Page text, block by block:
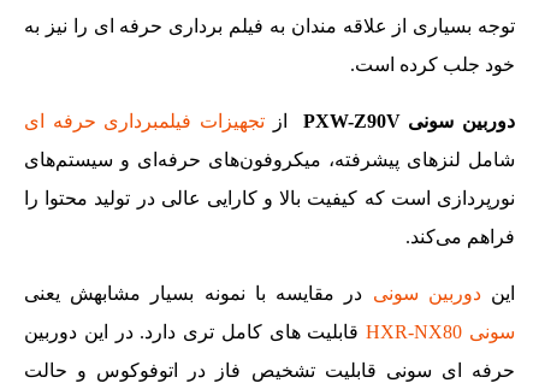
توجه بسیاری از علاقه مندان به فیلم برداری حرفه ای را نیز به
خود جلب کرده است.
دوربین سونی PXW-Z90V از
تجهیزات فیلمبرداری حرفه ای
شامل لنزهای پیشرفته، میکروفون‌های حرفه‌ای و سیستم‌های
نورپردازی است که کیفیت بالا و کارایی عالی در تولید محتوا را
فراهم می‌کند.
ایندوربین سونی در مقایسه با نمونه بسیار مشابهش یعنی
سونی HXR-NX80
قابلیت های کامل تری دارد. در این دوربین
حرفه ای سونی قابلیت تشخیص فاز در اتوفوکوس و حالت